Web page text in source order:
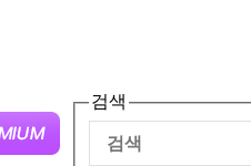
검색